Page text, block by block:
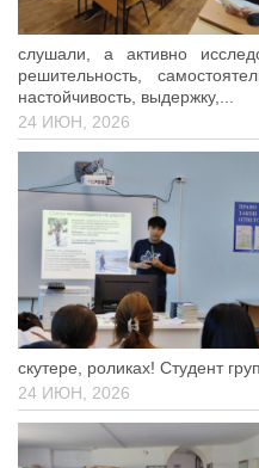
слушали, а активно
решительность,
настойчивость, выдержку,...
24 ИЮН, 2026
скутере, роликах! Студент
24 ИЮН, 2026